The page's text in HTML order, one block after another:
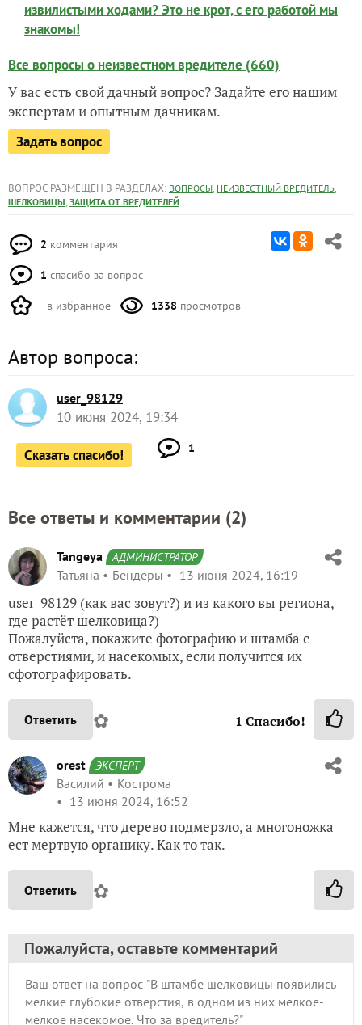
извилистыми ходами? Это не крот, с его работой мы
знакомы!
Все вопросы о неизвестном вредителе (660)
У вас есть свой дачный вопрос? Задайте его нашим
экспертам и опытным дачникам.
Задать вопрос
ВОПРОС РАЗМЕЩЕН В РАЗДЕЛАХ: ВОПРОСЫ, НЕИЗВЕСТНЫЙ ВРЕДИТЕЛЬ,
ШЕЛКОВИЦЫ, ЗАЩИТА ОТ ВРЕДИТЕЛЕЙ
2 комментария
1 спасибо за вопрос
в избранное 1338 просмотров
Автор вопроса:
user_98129
10 июня 2024, 19:34
Сказать спасибо! 1
Все ответы и комментарии (2)
Tangeya АДМИНИСТРАТОР
Татьяна Бендеры 13 июня 2024, 16:19
user_98129 (как вас зовут?) и из какого вы региона,
где растёт шелковица?)
Пожалуйста, покажите фотографию и штамба с
отверстиями, и насекомых, если получится их
сфотографировать.
Ответить ✿ 1 Спасибо!
orest ЭКСПЕРТ
Василий
Кострома
13 июня 2024, 16:52
Мне кажется, что дерево подмерзло, а многоножка
ест мертвую органику. Как то так.
Ответить ✿
Пожалуйста, оставьте комментарий